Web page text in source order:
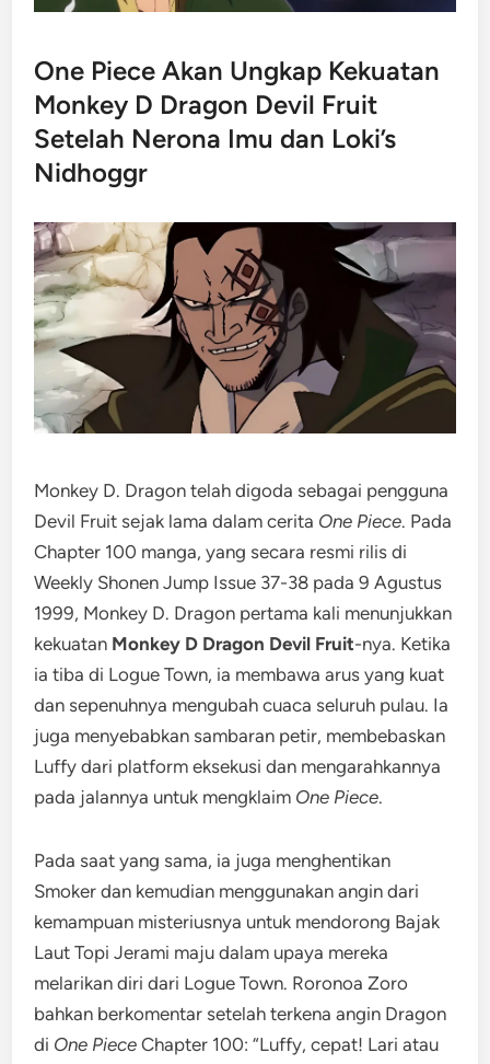
One Piece Akan Ungkap Kekuatan
Monkey D Dragon Devil Fruit
Setelah Nerona Imu dan Loki’s
Nidhoggr
Monkey D. Dragon telah digoda sebagai pengguna
Devil Fruit sejak lama dalam cerita One Piece. Pada
Chapter 100 manga, yang secara resmi rilis di
Weekly Shonen Jump Issue 37-38 pada 9 Agustus
1999, Monkey D. Dragon pertama kali menunjukkan
kekuatan Monkey D Dragon Devil Fruit-nya. Ketika
ia tiba di Logue Town, ia membawa arus yang kuat
dan sepenuhnya mengubah cuaca seluruh pulau. Ia
juga menyebabkan sambaran petir, membebaskan
Luffy dari platform eksekusi dan mengarahkannya
pada jalannya untuk mengklaim One Piece.
Pada saat yang sama, ia juga menghentikan
Smoker dan kemudian menggunakan angin dari
kemampuan misteriusnya untuk mendorong Bajak
Laut Topi Jerami maju dalam upaya mereka
melarikan diri dari Logue Town. Roronoa Zoro
bahkan berkomentar setelah terkena angin Dragon
di One Piece Chapter 100: “Luffy, cepat! Lari atau